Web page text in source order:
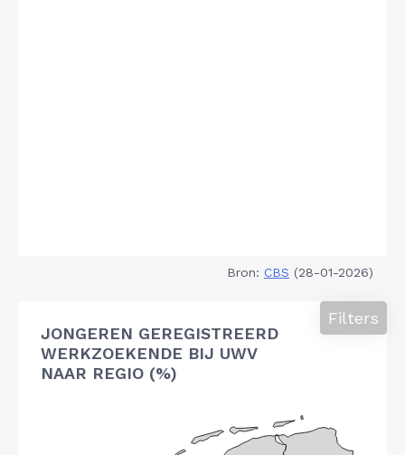
Bron: CBS (28-01-2026)
JONGEREN GEREGISTREERD
WERKZOEKENDE BIJ UWV
NAAR REGIO (%)
Filters